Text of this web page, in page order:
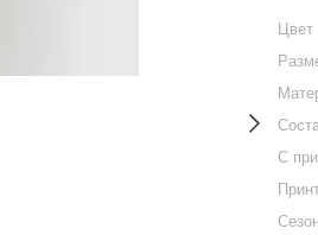
Цвет
С
Сезон